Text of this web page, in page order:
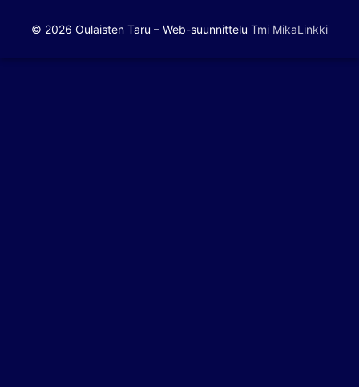
© 2026 Oulaisten Taru – Web-suunnittelu Tmi MikaLinkki